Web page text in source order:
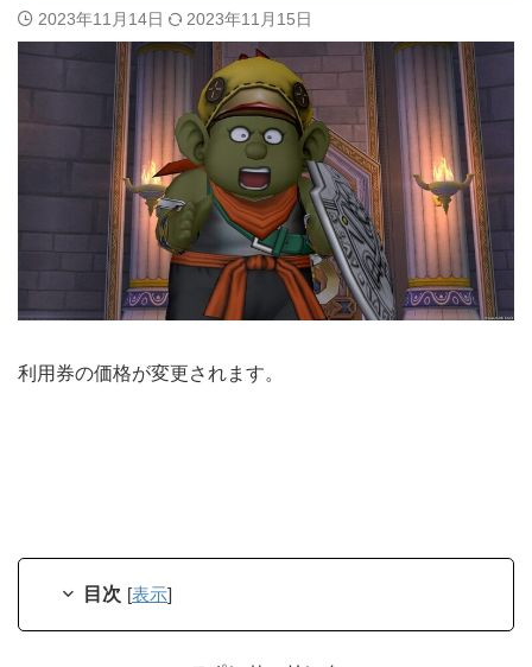
2023年11月14日 2023年11月15日
利用券の価格が変更されます。
目次 [表示]